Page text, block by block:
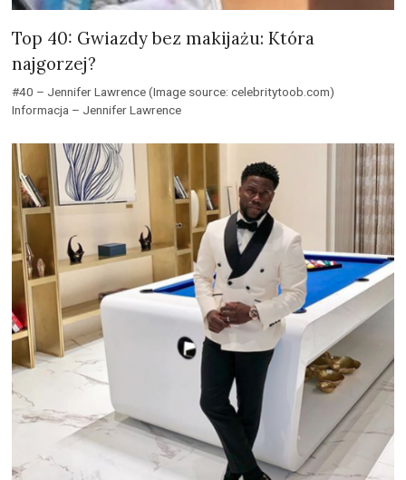
Top 40: Gwiazdy bez makijażu: Która
najgorzej?
#40 – Jennifer Lawrence (Image source: celebritytoob.com)
Informacja – Jennifer Lawrence